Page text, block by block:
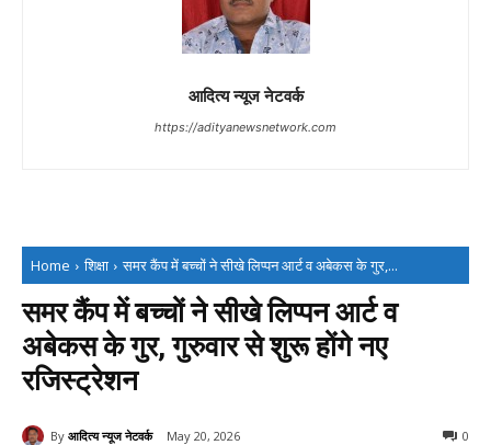
आदित्य न्यूज नेटवर्क
https://adityanewsnetwork.com